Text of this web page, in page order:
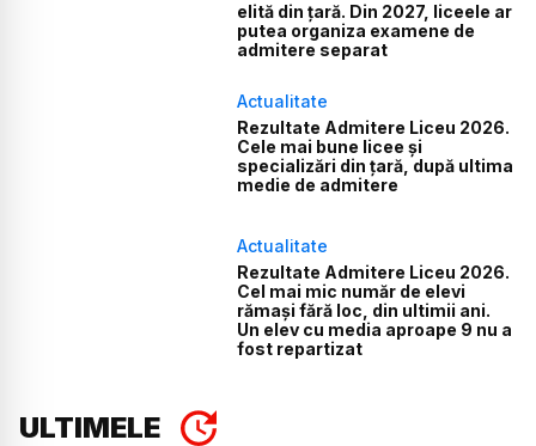
elită din țară. Din 2027, liceele ar
putea organiza examene de
admitere separat
Actualitate
Rezultate Admitere Liceu 2026.
Cele mai bune licee și
specializări din țară, după ultima
medie de admitere
Actualitate
Rezultate Admitere Liceu 2026.
Cel mai mic număr de elevi
rămași fără loc, din ultimii ani.
Un elev cu media aproape 9 nu a
fost repartizat
ULTIMELE